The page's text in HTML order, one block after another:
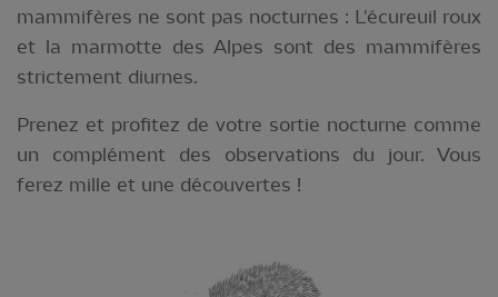
mammifères ne sont pas nocturnes : L'écureuil roux
et la marmotte des Alpes sont des mammifères
strictement diurnes.
Prenez et profitez de votre sortie nocturne comme
un complément des observations du jour. Vous
ferez mille et une découvertes !